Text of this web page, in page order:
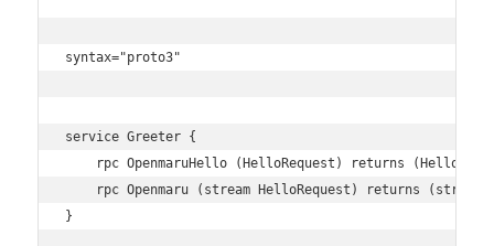
syntax="proto3"
service Greeter {
rpc OpenmaruHello (HelloRequest) returns
rpc Openmaru (stream HelloRequest) returns (stream
}